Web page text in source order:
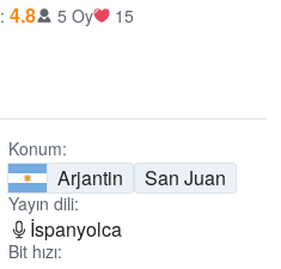
: 4.8 5 Oy 15
Konum:
Arjantin San Juan
Yayın dili:
İspanyolca
Bit hızı: